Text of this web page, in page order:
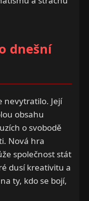
dnešní
nevytratilo. Její
obsahu
o svobodě
Nová hra
společnost stát
dusí kreativitu a
ty, kdo se bojí,